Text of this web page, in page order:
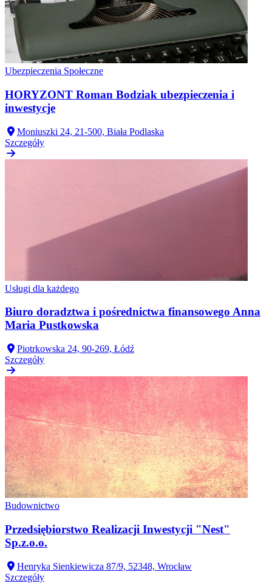
Ubezpieczenia Społeczne
HORYZONT Roman Bodziak ubezpieczenia i
inwestycje
Moniuszki 24, 21-500, Biała Podlaska
Szczegóły
Usługi dla każdego
Biuro doradztwa i pośrednictwa finansowego Anna
Maria Pustkowska
Piotrkowska 24, 90-269, Łódź
Szczegóły
Budownictwo
Przedsiębiorstwo Realizacji Inwestycji "Nest"
Sp.z.o.o.
Henryka Sienkiewicza 87/9, 52348, Wrocław
Szczegóły